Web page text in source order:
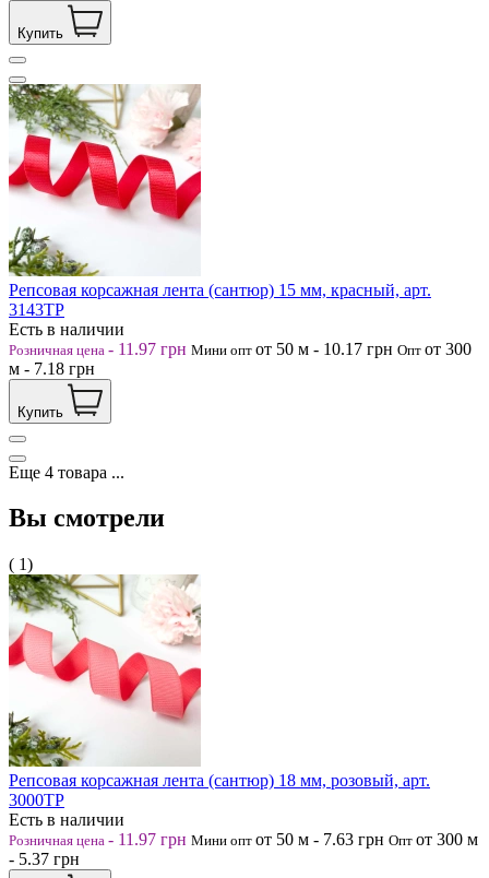
Купить
Репсовая корсажная лента (сантюр) 15 мм, красный, арт.
3143ТР
Есть в наличии
Розничная цена - 11.97 грн Мини опт от 50 м - 10.17 грн Опт от 300
м - 7.18 грн
Купить
Еще 4 товара ...
Вы смотрели
( 1)
Репсовая корсажная лента (сантюр) 18 мм, розовый, арт.
3000ТР
Есть в наличии
Розничная цена - 11.97 грн Мини опт от 50 м - 7.63 грн Опт от 300 м
- 5.37 грн